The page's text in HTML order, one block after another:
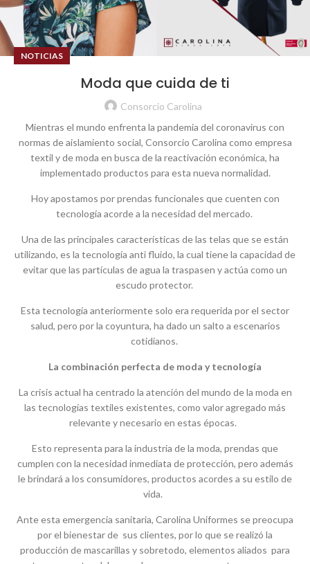
NOTICIAS
Moda que cuida de ti
Consorcio Carolina
Mientras el mundo enfrenta la pandemia del coronavirus con
normas de aislamiento social, Consorcio Carolina como empresa
textil y de moda en busca de la reactivación económica, ha
implementado productos para esta nueva normalidad.
Hoy apostamos por prendas funcionales que cuenten con
tecnología acorde a la necesidad del mercado.
Una de las principales características de las telas que se están
utilizando, es la tecnología anti fluido, la cual tiene la capacidad de
evitar que las partículas de agua la traspasen y actúa como un
escudo protector.
Esta tecnología anteriormente solo era requerida por el sector
salud, pero por la coyuntura, ha dado un salto a escenarios
cotidianos.
La combinación perfecta de moda y tecnología
La crisis actual ha centrado la atención del mundo de la moda en
las tecnologías textiles existentes, como valor agregado más
relevante y necesario en estas épocas.
Esto representa para la industria de la moda, prendas que
cumplen con la necesidad inmediata de protección, pero además
le brindará a los consumidores, productos acordes a su estilo de
vida.
Ante esta emergencia sanitaria, Carolina Uniformes se preocupa
por el bienestar de sus clientes, por lo que se realizó la
producción de mascarillas y sobretodo, elementos aliados para